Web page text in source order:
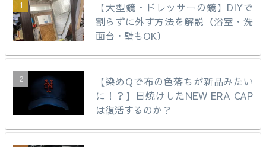
【大型鏡・ドレッサーの鏡】DIYで
割らずに外す方法を解説（浴室・洗
面台・壁もOK）
【染めQで布の色落ちが新品みたい
に！？】日焼けしたNEW ERA CAP
は復活するのか？